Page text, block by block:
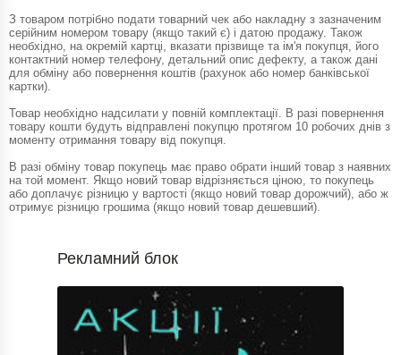
З товаром потрібно подати товарний чек або накладну з зазначеним
серійним номером товару (якщо такий є) і датою продажу. Також
необхідно, на окремій картці, вказати прізвище та ім'я покупця, його
контактний номер телефону, детальний опис дефекту, а також дані
для обміну або повернення коштів (рахунок або номер банківської
картки).
Товар необхідно надсилати у повній комплектації. В разі повернення
товару кошти будуть відправлені покупцю протягом 10 робочих днів з
моменту отримання товару від покупця.
В разі обміну товар покупець має право обрати інший товар з наявних
на той момент. Якщо новий товар відрізняється ціною, то покупець
або доплачує різницю у вартості (якщо новий товар дорожчий), або ж
отримує різницю грошима (якщо новий товар дешевший).
Рекламний блок